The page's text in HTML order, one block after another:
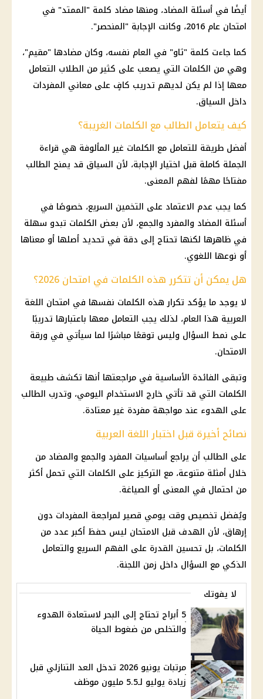
أيضًا في أسئلة المضاد، ومنها مضاد كلمة "الممتد" في
امتحان عام 2016، وكانت الإجابة "المنحصر".
كما جاءت كلمة "ثاو" في العام نفسه، وكان مضادها "مقيم"،
وهي من الكلمات التي يصعب على كثير من الطلاب التعامل
معها إذا لم يكن لديهم تدريب كافٍ على معاني المفردات
داخل السياق.
كيف يتعامل الطالب مع الكلمات الغريبة؟
أفضل طريقة للتعامل مع الكلمات غير المألوفة هي قراءة
الجملة كاملة قبل اختيار الإجابة، لأن السياق قد يمنح الطالب
مفتاحًا مهمًا لفهم المعنى.
كما يجب عدم الاعتماد على التخمين السريع، خصوصًا في
أسئلة المضاد والمفرد والجمع، لأن بعض الكلمات تبدو سهلة
في ظاهرها لكنها تحتاج إلى دقة في تحديد أصلها أو معناها
أو نوعها اللغوي.
هل يمكن أن تتكرر هذه الكلمات في امتحان 2026؟
لا يوجد ما يؤكد تكرار هذه الكلمات نفسها في امتحان اللغة
العربية هذا العام، لذلك يجب التعامل معها باعتبارها تدريبًا
على نمط السؤال وليس توقعًا مباشرًا لما سيأتي في ورقة
الامتحان.
وتبقى الفائدة الأساسية في مراجعتها أنها تكشف طبيعة
الكلمات التي قد تأتي خارج الاستخدام اليومي، وتدرب الطالب
على الهدوء عند مواجهة مفردة غير معتادة.
نصائح أخيرة قبل اختبار اللغة العربية
على الطالب أن يراجع أساسيات المفرد والجمع والمضاد من
خلال أمثلة متنوعة، مع التركيز على الكلمات التي تحمل أكثر
من احتمال في المعنى أو الصياغة.
ويُفضل تخصيص وقت يومي قصير لمراجعة المفردات دون
إرهاق، لأن الهدف قبل الامتحان ليس حفظ أكبر عدد من
الكلمات، بل تحسين القدرة على الفهم السريع والتعامل
الذكي مع السؤال داخل زمن اللجنة.
لا يفوتك
5 أبراج تحتاج إلى البحر لاستعادة الهدوء
والتخلص من ضغوط الحياة
مرتبات يونيو 2026 تدخل العد التنازلي قبل
زيادة يوليو لـ5.5 مليون موظف